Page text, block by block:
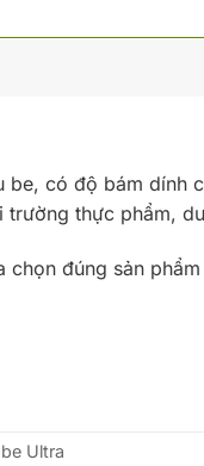
có độ bám
thực phẩm,
đúng sản
Ultra